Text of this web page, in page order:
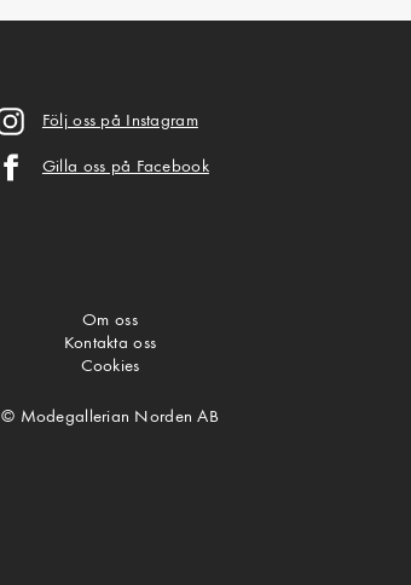
Följ oss på Instagram
Gilla oss på Facebook
Om oss
Kontakta oss
Cookies
© Modegallerian Norden AB